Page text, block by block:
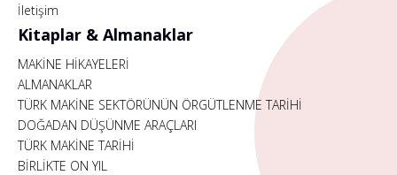
İletişim
Kitaplar & Almanaklar
MAKİNE HİKAYELERİ
ALMANAKLAR
TÜRK MAKİNE SEKTÖRÜNÜN ÖRGÜTLENME TARİHİ
DOĞADAN DÜŞÜNME ARAÇLARI
TÜRK MAKİNE TARİHİ
BİRLİKTE ON YIL